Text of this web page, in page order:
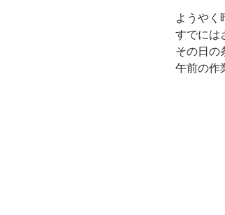
ようやく
すでには
その日の
午前の作